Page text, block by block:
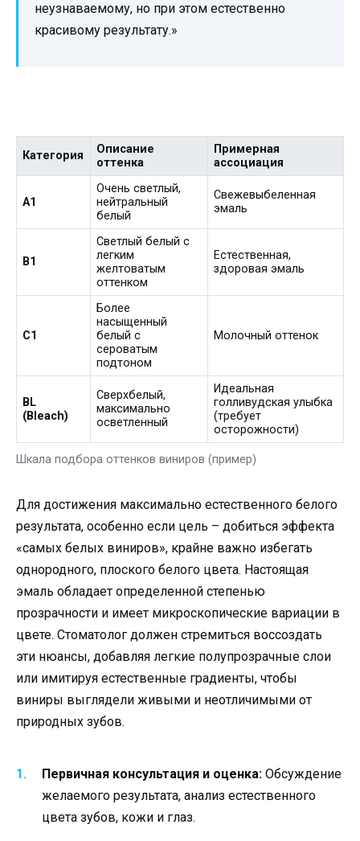
неузнаваемому, но при этом естественно
красивому результату.»
Шкала подбора оттенков виниров (пример)
Категория
Описание
оттенка
Примерная
ассоциация
A1
Очень светлый,
нейтральный
белый
Свежевыбеленная
эмаль
B1
Светлый белый с
легким
желтоватым
оттенком
Естественная,
здоровая эмаль
C1
Более
насыщенный
белый с
сероватым
подтоном
Молочный оттенок
BL
(Bleach)
Сверхбелый,
максимально
осветленный
Идеальная
голливудская улыбка
(требует
осторожности)
Для достижения максимально естественного белого
результата, особенно если цель – добиться эффекта
«самых белых виниров», крайне важно избегать
однородного, плоского белого цвета. Настоящая
эмаль обладает определенной степенью
прозрачности и имеет микроскопические вариации в
цвете. Стоматолог должен стремиться воссоздать
эти нюансы, добавляя легкие полупрозрачные слои
или имитируя естественные градиенты, чтобы
виниры выглядели живыми и неотличимыми от
природных зубов.
Первичная консультация и оценка: Обсуждение
желаемого результата, анализ естественного
цвета зубов, кожи и глаз.